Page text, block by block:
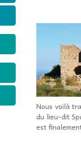
Nous voilà
du lieu-dit
est